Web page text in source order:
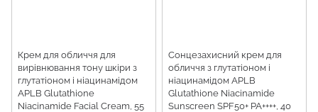
Крем для обличчя для
вирівнювання тону шкіри з
глутатіоном і ніацинамідом
APLB Glutathione
Niacinamide Facial Cream, 55
Сонцезахисний крем для
обличчя з глутатіоном і
ніацинамідом APLB
Glutathione Niacinamide
Sunscreen SPF50+ PA++++, 40